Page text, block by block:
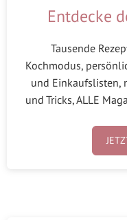
Entdecke
Tausende
Kochmodus,
und Einkaufslisten,
und Tricks, ALLE